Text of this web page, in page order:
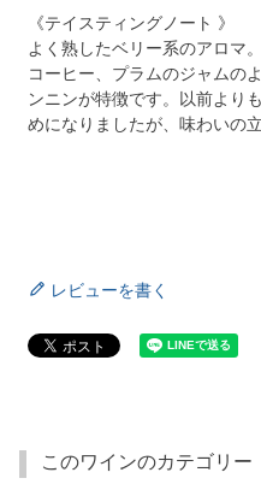
《テイスティングノート 》
よく熟したベリー系のアロマ
コーヒー、プラムのジャムの
ンニンが特徴です。以前より
めになりましたが、味わいの
レビューを書く
このワインのカテゴリー